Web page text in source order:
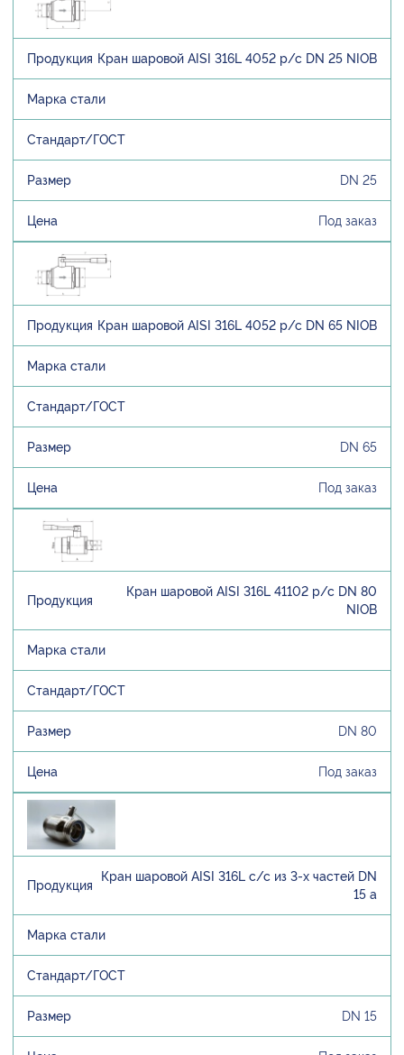
Кран шаровой AISI 316L 4052 р/с DN 25 NIOB
DN 25
Под заказ
Кран шаровой AISI 316L 4052 р/с DN 65 NIOB
DN 65
Под заказ
Кран шаровой AISI 316L 41102 р/с DN 80
NIOB
DN 80
Под заказ
Кран шаровой AISI 316L с/с из 3-х частей DN
15 а
DN 15